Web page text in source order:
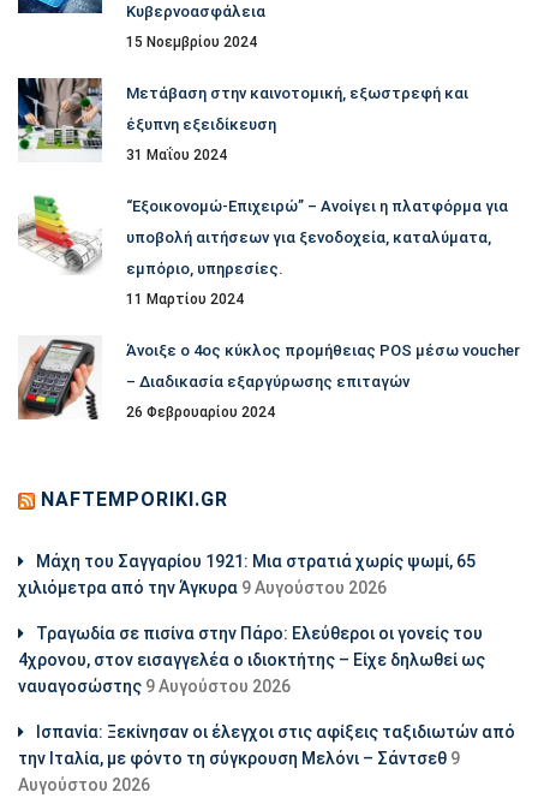
Κυβερνοασφάλεια
15 Νοεμβρίου 2024
Μετάβαση στην καινοτομική, εξωστρεφή και
έξυπνη εξειδίκευση
31 Μαΐου 2024
“Εξοικονομώ-Επιχειρώ” – Ανοίγει η πλατφόρμα για
υποβολή αιτήσεων για ξενοδοχεία, καταλύματα,
εμπόριο, υπηρεσίες.
11 Μαρτίου 2024
Άνοιξε ο 4ος κύκλος προμήθειας POS μέσω voucher
– Διαδικασία εξαργύρωσης επιταγών
26 Φεβρουαρίου 2024
NAFTEMPORIKI.GR
Μάχη του Σαγγαρίου 1921: Μια στρατιά χωρίς ψωμί, 65
χιλιόμετρα από την Άγκυρα 9 Αυγούστου 2026
Τραγωδία σε πισίνα στην Πάρο: Ελεύθεροι οι γονείς του
4χρονου, στον εισαγγελέα ο ιδιοκτήτης – Είχε δηλωθεί ως
ναυαγοσώστης 9 Αυγούστου 2026
Ισπανία: Ξεκίνησαν οι έλεγχοι στις αφίξεις ταξιδιωτών από
την Ιταλία, με φόντο τη σύγκρουση Μελόνι – Σάντσεθ 9
Αυγούστου 2026